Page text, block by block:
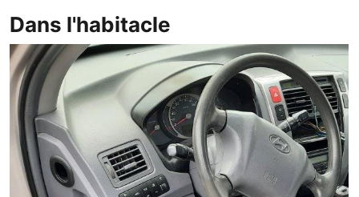
Dans l'habitacle